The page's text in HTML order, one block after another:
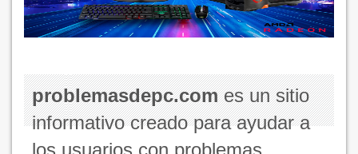
problemasdepc.comes un sitio
informativo creado para ayudar a
los usuarios con problemas